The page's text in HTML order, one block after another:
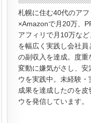
札幌に住む40代のア
×Amazonで月20万、
アフィリで月10万な
を幅広く実践し会社
の副収入を達成。度
変動に嫌気がさし、
ウを実践中。未経験
成果を達成したのを
ウを発信しています。